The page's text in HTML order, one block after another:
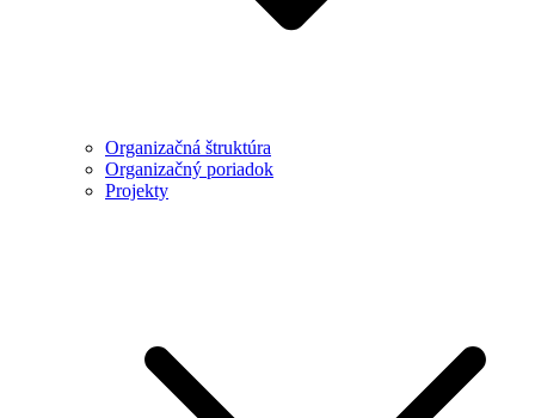
Organizačná štruktúra
Organizačný poriadok
Projekty